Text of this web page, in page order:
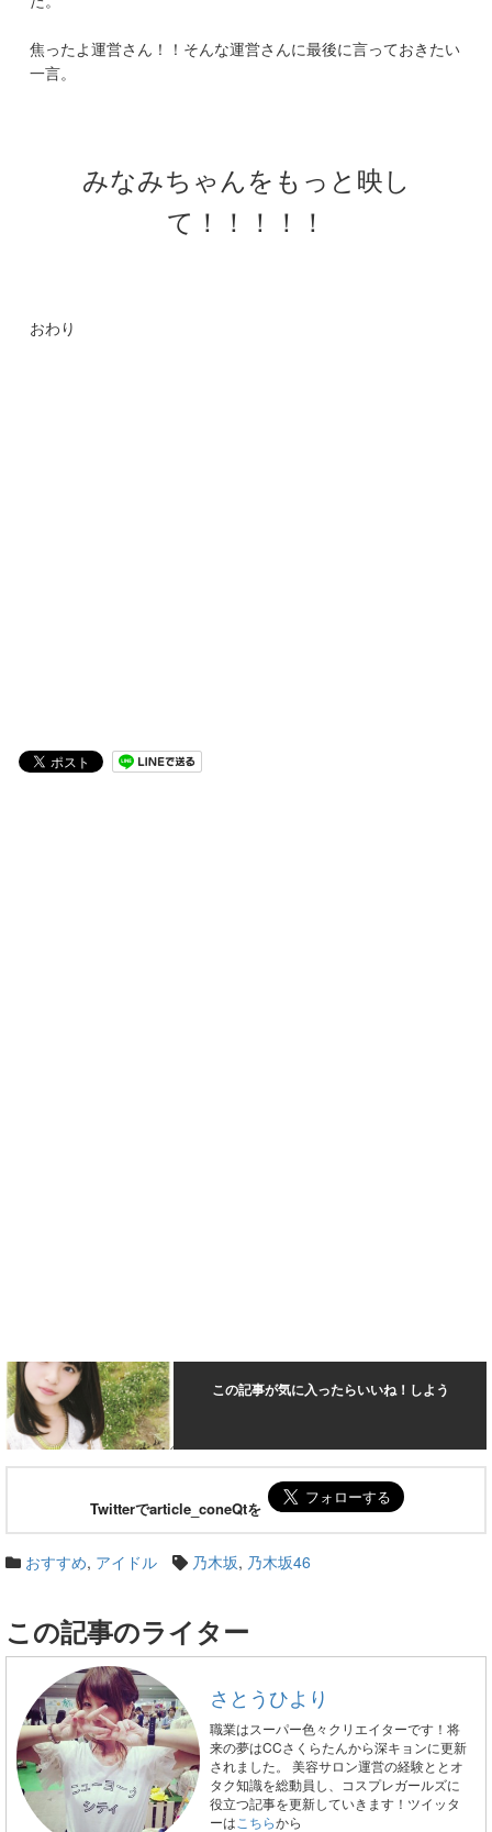
焦ったよ運営さん！！そんな運営さんに最後に言っておきたい
一言。
みなみちゃんをもっと映し
て！！！！！
おわり
この記事が気に入ったらいいね！しよう
Twitterでarticle_coneQtを
おすすめ, アイドル 乃木坂, 乃木坂46
この記事のライター
さとうひより
職業はスーパー色々クリエイターです！将
来の夢はCCさくらたんから深キョンに更新
されました。 美容サロン運営の経験ととオ
タク知識を総動員し、コスプレガールズに
役立つ記事を更新していきます！ツイッタ
ーは こちらから